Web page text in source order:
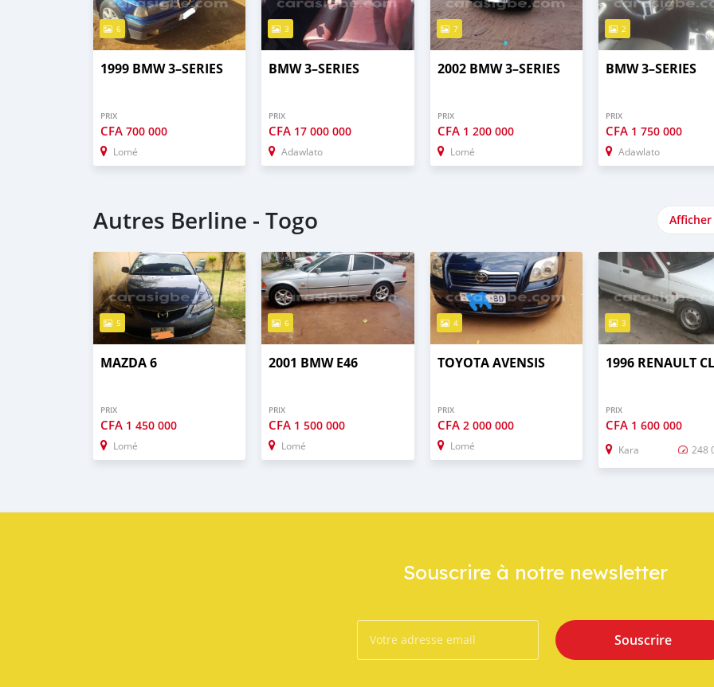
6
1999 BMW 3–SERIES
PRIX
CFA 700 000
Lomé
3
BMW 3–SERIES
PRIX
CFA 17 000 000
Adawlato
7
2002 BMW 3–SERIES
PRIX
CFA 1 200 000
Lomé
2
BMW 3–SERIES
PRIX
CFA 1 750 000
Adawlato
Autres Berline - Togo
5
MAZDA 6
PRIX
CFA 1 450 000
Lomé
6
2001 BMW E46
PRIX
CFA 1 500 000
Lomé
4
TOYOTA AVENSIS
PRIX
CFA 2 000 000
Lomé
3
1996 RENAULT
PRIX
CFA 1 600 000
Kara 248
Souscrire à notre newsletter
Souscrire